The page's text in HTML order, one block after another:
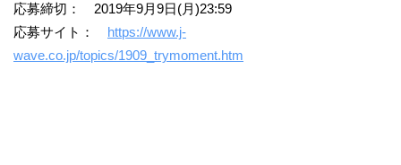
応募締切： 2019年9月9日(月)23:59
応募サイト： https://www.j-
wave.co.jp/topics/1909_trymoment.htm